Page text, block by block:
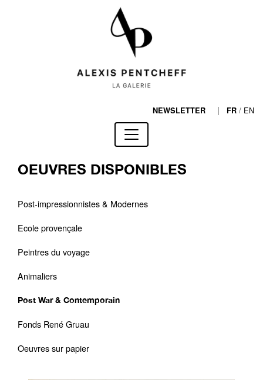
NEWSLETTER | FR / EN
OEUVRES DISPONIBLES
Post-impressionnistes & Modernes
Ecole provençale
Peintres du voyage
Animaliers
Post War & Contemporain
Fonds René Gruau
Oeuvres sur papier